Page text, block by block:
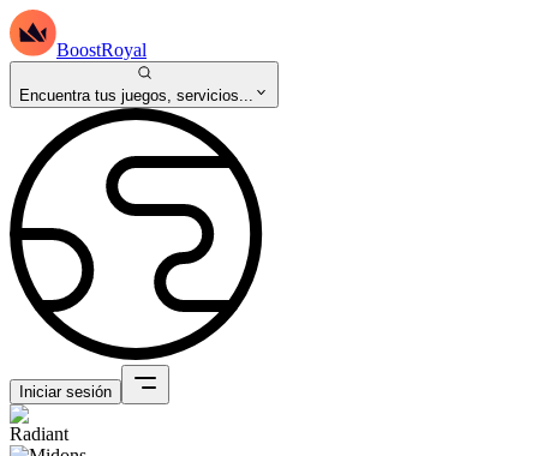
BoostRoyal
Encuentra tus juegos, servicios...
Iniciar sesión